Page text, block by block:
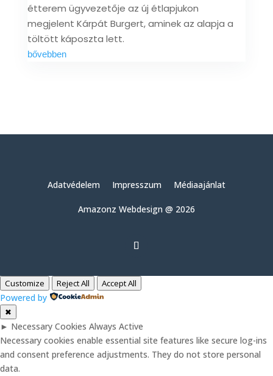
étterem ügyvezetője az új étlapjukon
megjelent Kárpát Burgert, aminek az alapja a
töltött káposzta lett.
bővebben
Adatvédelem Impresszum Médiaajánlat
Amazonz Webdesign @ 2026
Customize Reject All Accept All
Powered by
✖
► Necessary Cookies Always Active
Necessary cookies enable essential site features like secure log-ins
and consent preference adjustments. They do not store personal
data.